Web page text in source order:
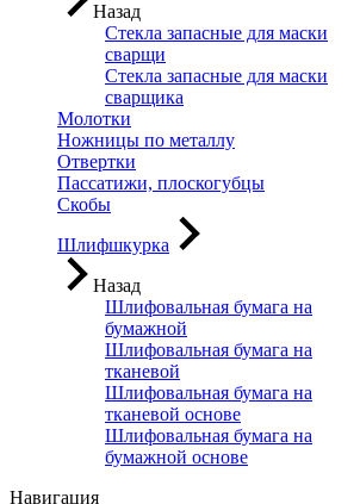
Назад
Стекла запасные для маски
сварщи
Стекла запасные для маски
сварщика
Молотки
Ножницы по металлу
Отвертки
Пассатижи, плоскогубцы
Скобы
Шлифшкурка
Назад
Шлифовальная бумага на
бумажной
Шлифовальная бумага на
тканевой
Шлифовальная бумага на
тканевой основе
Шлифовальная бумага на
бумажной основе
Навигация